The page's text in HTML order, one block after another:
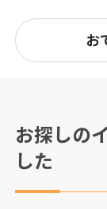
お
お探しの
した